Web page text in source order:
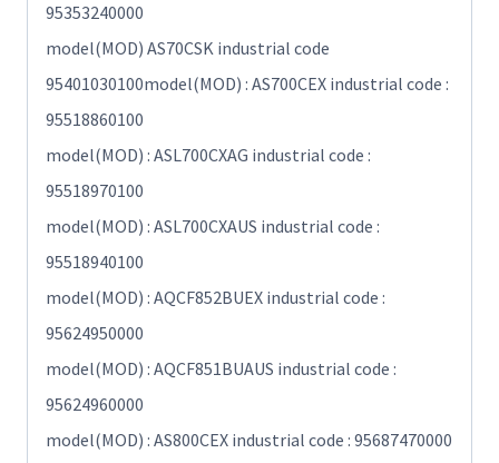
95353240000
model(MOD) AS70CSK industrial code
95401030100model(MOD) : AS700CEX industrial code :
95518860100
model(MOD) : ASL700CXAG industrial code :
95518970100
model(MOD) : ASL700CXAUS industrial code :
95518940100
model(MOD) : AQCF852BUEX industrial code :
95624950000
model(MOD) : AQCF851BUAUS industrial code :
95624960000
model(MOD) : AS800CEX industrial code : 95687470000